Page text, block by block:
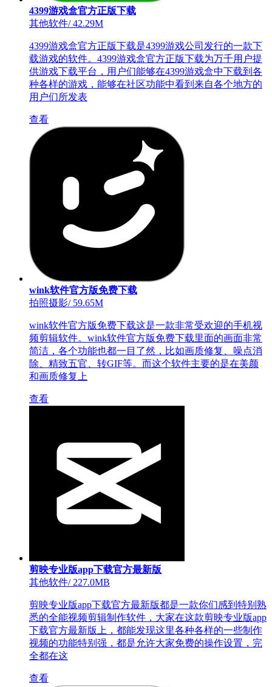
4399游戏盒官方正版下载
其他软件/42.29M
4399游戏盒官方正版下载是4399游戏公司发行的一款下
载游戏的软件。4399游戏盒官方正版下载为万千用户提
供游戏下载平台，用户们能够在4399游戏盒中下载到各
种各样的游戏，能够在社区功能中看到来自各个地方的
用户们所发表
查看
wink软件官方版免费下载
拍照摄影/59.65M
wink软件官方版免费下载这是一款非常受欢迎的手机视
频剪辑软件。wink软件官方版免费下载里面的画面非常
简洁，各个功能也都一目了然，比如画质修复、噪点消
除、精致五官、转GIF等。而这个软件主要的是在美颜
和画质修复上
查看
剪映专业版app下载官方最新版
其他软件/227.0MB
剪映专业版app下载官方最新版都是一款你们感到特别熟
悉的全能视频剪辑制作软件，大家在这款剪映专业版app
下载官方最新版上，都能发现这里各种各样的一些制作
视频的功能特别强，都是允许大家免费的操作设置，完
全都在这
查看